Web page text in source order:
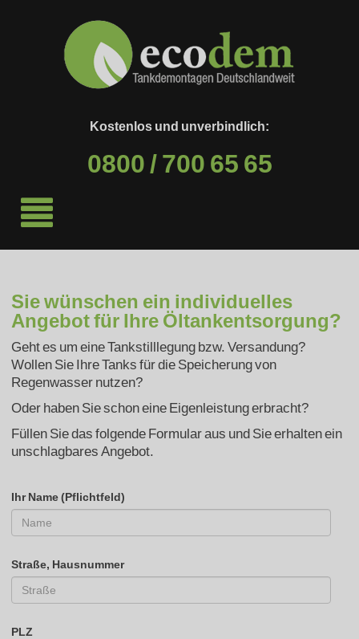
Kostenlos und unverbindlich:
0800 / 700 65 65
Sie wünschen ein individuelles
Angebot für Ihre Öltankentsorgung?
Geht es um eine Tankstilllegung bzw. Versandung?
Wollen Sie Ihre Tanks für die Speicherung von
Regenwasser nutzen?
Oder haben Sie schon eine Eigenleistung erbracht?
Füllen Sie das folgende Formular aus und Sie erhalten ein
unschlagbares Angebot.
Ihr Name (Pflichtfeld)
Straße, Hausnummer
PLZ